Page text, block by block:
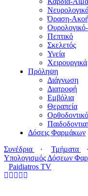
Όραση-
Πεπτικό
Σκελετός
Υγεία
Χειρουργικά
Πρόληψη
Διάγνωση
Διατροφή
Εμβόλια
Θεραπεία
Δόσεις Φαρμάκων
Συνέδρια
· Τμήματα ·
Υπολογισμός Δόσεων
Paidiatros TV